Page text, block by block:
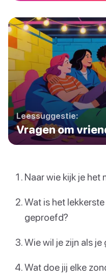
Leessuggestie:
Vragen om
Naar wie kijk je het
Wat is het
geproefd?
Wie wil je zijn als
Wat doe jij elke